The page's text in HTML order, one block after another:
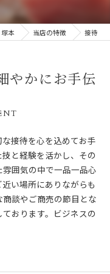
本 当店の特徴 接待
やかにお手伝
接待を心を込めてお手
と経験を活かし、その
囲気の中で一品一品心
い場所にありながらも
談やご商売の節目とな
おります。ビジネスの